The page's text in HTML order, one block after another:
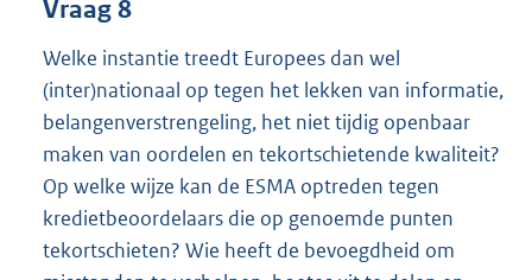
Vraag 8
Welke instantie treedt Europees dan wel
(inter)nationaal op tegen het lekken van informatie,
belangenverstrengeling, het niet tijdig openbaar
maken van oordelen en tekortschietende kwaliteit?
Op welke wijze kan de ESMA optreden tegen
kredietbeoordelaars die op genoemde punten
tekortschieten? Wie heeft de bevoegdheid om